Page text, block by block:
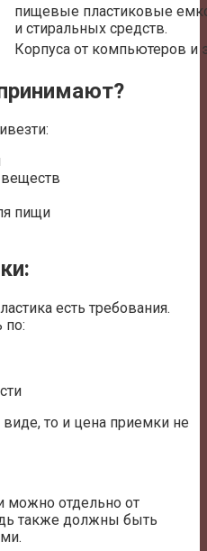
пищевые пластиковые
и стиральных средств.
Корпуса от компьютеров и
веществ
пищи
есть требования.
по:
то и цена приемки не
можно отдельно от
также должны быть